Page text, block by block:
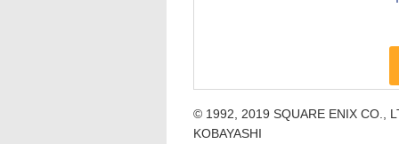
© 1992, 2019 SQUARE ENIX CO.,
KOBAYASHI